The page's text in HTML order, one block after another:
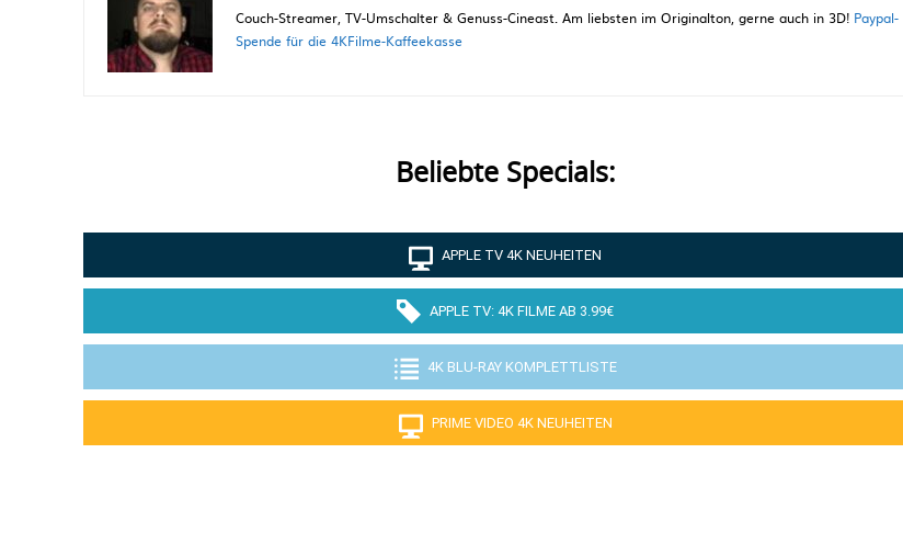
Couch-Streamer, TV-Umschalter & Genuss-Cineast. Am liebsten im Originalton, gerne auch in 3D! Paypal-
Spende für die 4KFilme-Kaffeekasse
Beliebte Specials:
APPLE TV 4K NEUHEITEN
APPLE TV: 4K FILME AB 3.99€
4K BLU-RAY KOMPLETTLISTE
PRIME VIDEO 4K NEUHEITEN